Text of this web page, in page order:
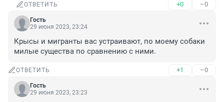
ОТВЕТИТЬ +0 –0
Гость
29 июня 2023, 23:24
Крысы и мигранты вас устраивают, по моему собаки
милые существа по сравнению с ними.
ОТВЕТИТЬ +1 –0
Гость
29 июня 2023, 23:23